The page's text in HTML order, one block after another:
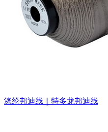
涤纶邦迪线｜特多龙邦迪线